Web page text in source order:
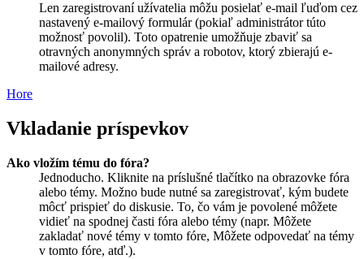
Len zaregistrovaní užívatelia môžu posielať e-mail ľuďom cez
nastavený e-mailový formulár (pokiaľ administrátor túto
možnosť povolil). Toto opatrenie umožňuje zbaviť sa
otravných anonymných správ a robotov, ktorý zbierajú e-
mailové adresy.
Hore
Vkladanie príspevkov
Ako vložím tému do fóra?
Jednoducho. Kliknite na príslušné tlačítko na obrazovke fóra
alebo témy. Možno bude nutné sa zaregistrovať, kým budete
môcť prispieť do diskusie. To, čo vám je povolené môžete
vidieť na spodnej časti fóra alebo témy (napr. Môžete
zakladať nové témy v tomto fóre, Môžete odpovedať na témy
v tomto fóre, atď.).